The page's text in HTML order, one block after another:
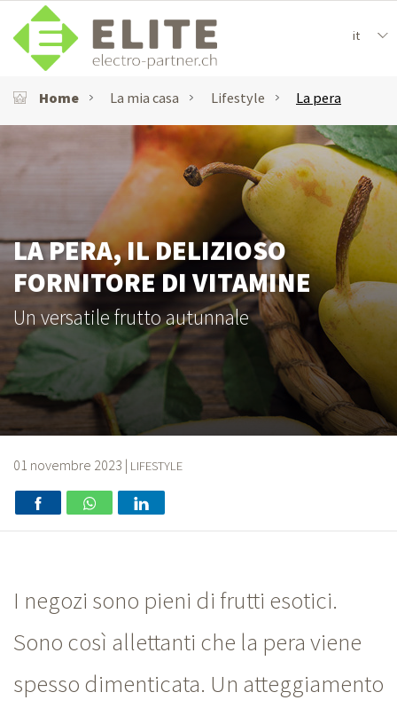
it
Home La mia casa Lifestyle La pera
LA PERA, IL DELIZIOSO
FORNITORE DI VITAMINE
Un versatile frutto autunnale
01 novembre 2023 | LIFESTYLE
I negozi sono pieni di frutti esotici.
Sono così allettanti che la pera viene
spesso dimenticata. Un atteggiamento